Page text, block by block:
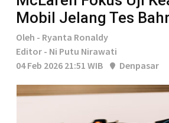
Mobil Jelang Tes
Oleh - Ryanta Ronaldy
Editor - Ni Putu Nirawati
04 Feb 2026 21:51 WIB
Denpasar